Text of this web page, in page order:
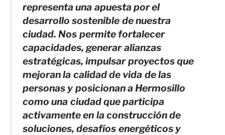
representa una apuesta por el
desarrollo sostenible de nuestra
ciudad. Nos permite fortalecer
capacidades, generar alianzas
estratégicas, impulsar proyectos que
mejoran la calidad de vida de las
personas y posicionan a Hermosillo
como una ciudad que participa
activamente en la construcción de
soluciones, desafíos energéticos y